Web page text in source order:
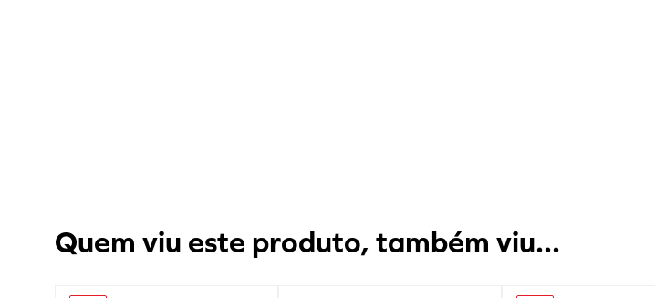
Quem viu este produto, também viu...